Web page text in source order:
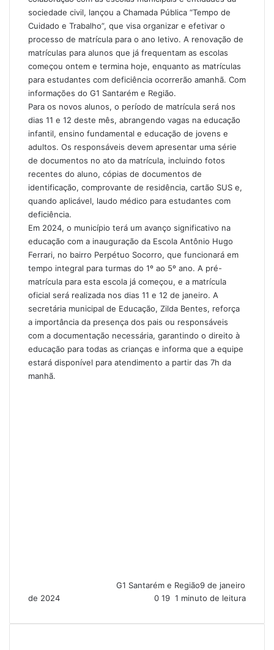
sociedade civil, lançou a Chamada Pública “Tempo de
Cuidado e Trabalho”, que visa organizar e efetivar o
processo de matrícula para o ano letivo. A renovação de
matrículas para alunos que já frequentam as escolas
começou ontem e termina hoje, enquanto as matrículas
para estudantes com deficiência ocorrerão amanhã. Com
informações do G1 Santarém e Região.
Para os novos alunos, o período de matrícula será nos
dias 11 e 12 deste mês, abrangendo vagas na educação
infantil, ensino fundamental e educação de jovens e
adultos. Os responsáveis devem apresentar uma série
de documentos no ato da matrícula, incluindo fotos
recentes do aluno, cópias de documentos de
identificação, comprovante de residência, cartão SUS e,
quando aplicável, laudo médico para estudantes com
deficiência.
Em 2024, o município terá um avanço significativo na
educação com a inauguração da Escola Antônio Hugo
Ferrari, no bairro Perpétuo Socorro, que funcionará em
tempo integral para turmas do 1º ao 5º ano. A pré-
matrícula para esta escola já começou, e a matrícula
oficial será realizada nos dias 11 e 12 de janeiro. A
secretária municipal de Educação, Zilda Bentes, reforça
a importância da presença dos pais ou responsáveis
com a documentação necessária, garantindo o direito à
educação para todas as crianças e informa que a equipe
estará disponível para atendimento a partir das 7h da
manhã.
G1 Santarém e Região9 de janeiro
de 2024
0 19 1 minuto de leitura